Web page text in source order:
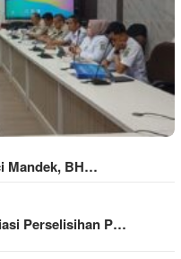
Mandek, BH…
Perselisihan P…